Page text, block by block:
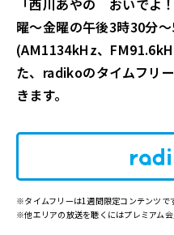
「西川あやの おいでよ
曜〜金曜の午後3時30分
(AM1134kHz、
た、radikoのタイムフリ
きます。
※タイムフリーは1週間限定コンテンツで
※他エリアの放送を聴くにはプレミアム会